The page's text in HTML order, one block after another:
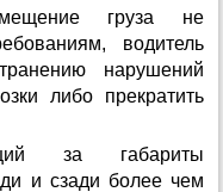
груза не
водитель
нарушений
либо прекратить
за габариты
и сзади более чем